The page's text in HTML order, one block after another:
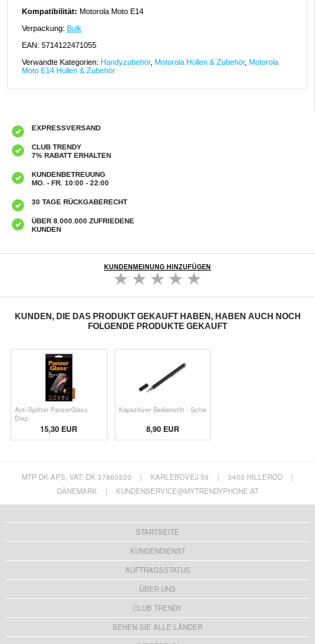
Kompatibilität: Motorola Moto E14
Verpackung: Bulk
EAN: 5714122471055
Verwandte Kategorien: Handyzubehör, Motorola Hüllen & Zubehör, Motorola
Moto E14 Hüllen & Zubehör
EXPRESSVERSAND
CLUB TRENDY
7% RABATT ERHALTEN
KUNDENBETREUUNG
MO. - FR. 10:00 - 22:00
30 TAGE RÜCKGABERECHT
ÜBER 8.000.000 ZUFRIEDENE
KUNDEN
KUNDENMEINUNG HINZUFÜGEN
KUNDEN, DIE DAS PRODUKT GEKAUFT HABEN, HABEN AUCH NOCH
FOLGENDE PRODUKTE GEKAUFT
Anti-Splitter PanzerGlass
Disp
15,30 EUR
Kapazitiver Bedienstift - Schw
8,90 EUR
MTP DK APS, VAT: DK 37860220 | KARLEBOVEJ 59 | 3400 HILLERØD
|
DÄNEMARK
| KUNDENSERVICE@MYTRENDYPHONE.AT
STARTSEITE
KUNDENDIENST
AUFTRAGSSTATUS
ÜBER UNS
CLUB TRENDY
SEHEN SIE ALLE LÄNDER